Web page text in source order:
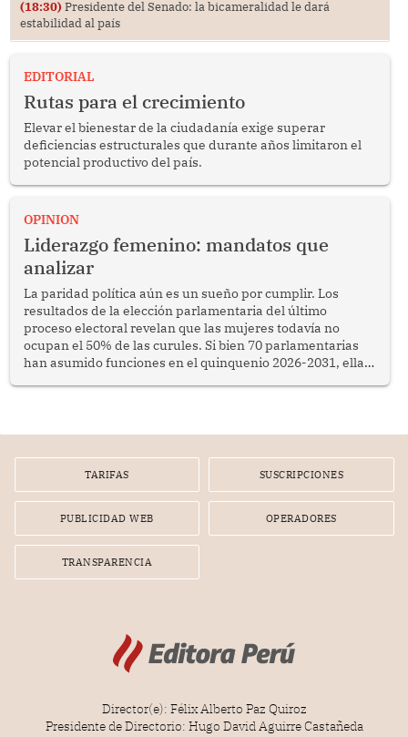
(18:30) Presidente del Senado: la bicameralidad le dará
estabilidad al país
EDITORIAL
Rutas para el crecimiento
Elevar el bienestar de la ciudadanía exige superar
deficiencias estructurales que durante años limitaron el
potencial productivo del país.
OPINION
Liderazgo femenino: mandatos que
analizar
La paridad política aún es un sueño por cumplir. Los
resultados de la elección parlamentaria del último
proceso electoral revelan que las mujeres todavía no
ocupan el 50% de las curules. Si bien 70 parlamentarias
han asumido funciones en el quinquenio 2026-2031, ellas
TARIFAS SUSCRIPCIONES
PUBLICIDAD WEB OPERADORES
TRANSPARENCIA
Director(e): Félix Alberto Paz Quiroz
Presidente de Directorio: Hugo David Aguirre Castañeda